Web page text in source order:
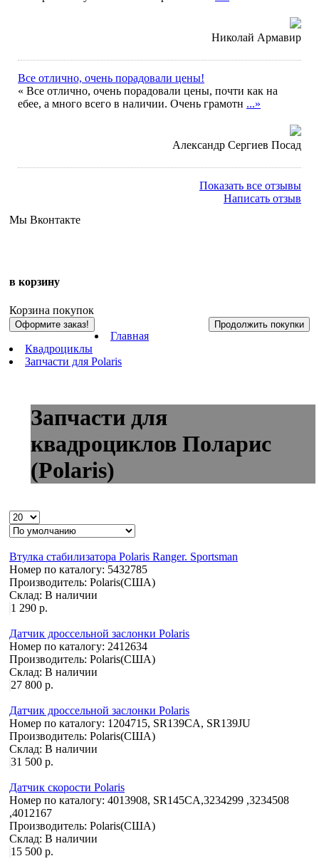
Николай Армавир
Все отлично, очень порадовали цены!
« Все отлично, очень порадовали цены, почти как на
ебее, а много всего в наличии. Очень грамотн ...»
Александр Сергиев Посад
Показать все отзывы
Написать отзыв
Мы Вконтакте
в корзину
Корзина покупок
Оформите заказ! Продолжить покупки
Главная
Квадроциклы
Запчасти для Polaris
Запчасти для
квадроциклов Поларис
(Polaris)
Втулка стабилизатора Polaris Ranger. Sportsman
Номер по каталогу: 5432785
Производитель: Polaris(США)
Склад: В наличии
1 290 р.
Датчик дроссельной заслонки Polaris
Номер по каталогу: 2412634
Производитель: Polaris(США)
Склад: В наличии
27 800 р.
Датчик дроссельной заслонки Polaris
Номер по каталогу: 1204715, SR139CA, SR139JU
Производитель: Polaris(США)
Склад: В наличии
31 500 р.
Датчик скорости Polaris
Номер по каталогу: 4013908, SR145CA,3234299 ,3234508
,4012167
Производитель: Polaris(США)
Склад: В наличии
15 500 р.